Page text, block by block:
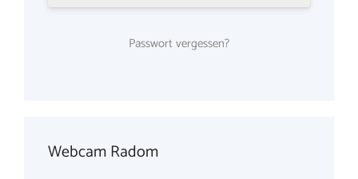
Passwort vergessen?
Webcam Radom